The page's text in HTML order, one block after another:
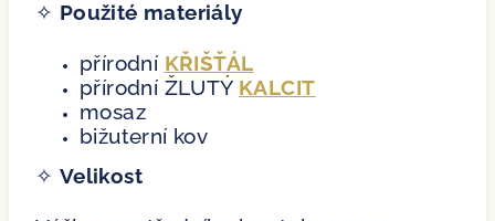
✧ Použité materiály
přírodní KŘIŠŤÁL
přírodní ŽLUTÝ KALCIT
mosaz
bižuterní kov
✧ Velikost